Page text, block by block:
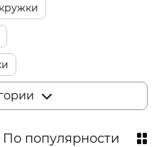
По популярности